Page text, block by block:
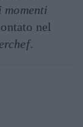
momenti
nel
.